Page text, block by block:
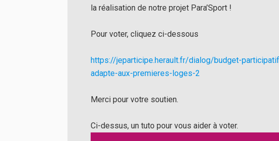
la réalisation de notre projet Para’Sport !
Pour voter, cliquez ci-dessous
https://jeparticipe.herault.fr/dialog/budget-
adapte-aux-premieres-loges-2
Merci pour votre soutien.
Ci-dessus, un tuto pour vous aider à voter.